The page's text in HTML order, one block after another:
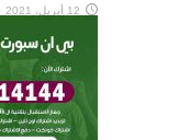
12 أبريل، 2021